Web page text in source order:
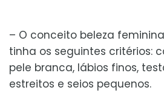
– O conceito beleza
tinha os seguintes critérios:
pele branca, lábios finos,
estreitos e seios pequenos.